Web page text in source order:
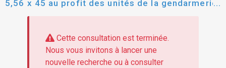
5,56 x 45 au profit des unités de la gendarmerie
nationale, de la police nationale, de la direction
de l'administration pénitentiaire et de la
Cette consultation est terminée.
Nous vous invitons à lancer une
nouvelle recherche ou à consulter